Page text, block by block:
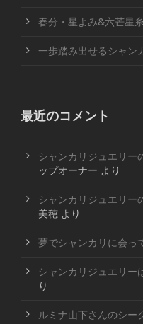
春分・星よみ&六芒星
一歩踏み出せるシャン
最近のコメント
シャンカリジュエリー
ップオーナー より
シャンカリジュエリー
美穂 より
夢でシャンカリに会っ
シャンカリジュエリー
り
ルミナ山下さんのシー